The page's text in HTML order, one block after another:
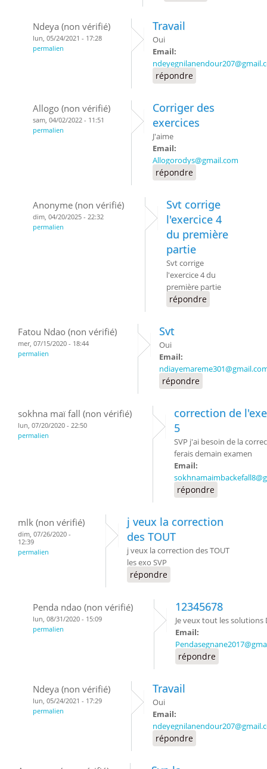
Ndeya (non vérifié)
lun, 05/24/2021 - 17:28
permalien
Travail
Oui
Email:
répondre
Allogo (non vérifié)
sam, 04/02/2022 - 11:51
permalien
Corriger des
exercices
J'aime
Email:
Allogorodys@gmail.com
répondre
Anonyme (non vérifié)
dim, 04/20/2025 - 22:32
permalien
Svt corrige
l'exercice 4
du première
partie
Svt corrige
l'exercice 4 du
première partie
répondre
Fatou Ndao (non vérifié)
mer, 07/15/2020 - 18:44
permalien
Svt
Oui
Email:
répondre
sokhna maï fall (non vérifié)
lun, 07/20/2020 - 22:50
permalien
correction de
5
SVP j'ai besoin de la
ferais demain examen
Email:
répondre
mlk (non vérifié)
dim, 07/26/2020 -
12:39
permalien
j veux la correction
des TOUT
j veux la correction des TOUT
les exo SVP
répondre
Penda ndao (non vérifié)
lun, 08/31/2020 - 15:09
permalien
12345678
Je veux tout les solutions
Email:
répondre
Ndeya (non vérifié)
lun, 05/24/2021 - 17:29
permalien
Travail
Oui
Email:
répondre